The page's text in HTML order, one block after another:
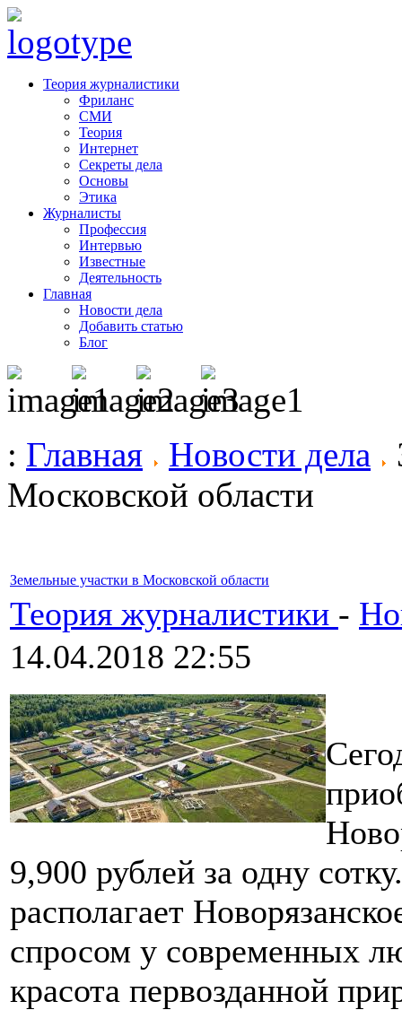
Теория журналистики
Фриланс
СМИ
Теория
Интернет
Секреты дела
Основы
Этика
Журналисты
Профессия
Интервью
Известные
Деятельность
Главная
Новости дела
Добавить статью
Блог
: Главная Новости дела
Московской области
Земельные участки в Московской области
Теория журналистики -
14.04.2018 22:55
9,900 рублей за одну
располагает
спросом у современных
красота первозданной